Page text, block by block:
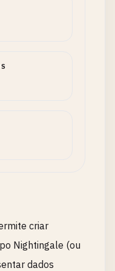
criar
Nightingale (ou
dados